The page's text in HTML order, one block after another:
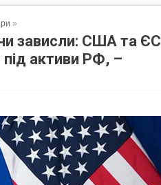
»
зависли: США та ЄС
активи РФ, –